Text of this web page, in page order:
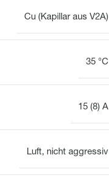
Cu (Kapillar aus V2A)
35 °C
15 (8) A
Luft, nicht aggressiv